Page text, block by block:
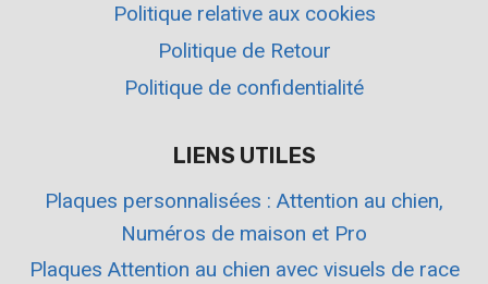
Politique relative aux cookies
Politique de Retour
Politique de confidentialité
LIENS UTILES
Plaques personnalisées : Attention au chien,
Numéros de maison et Pro
Plaques Attention au chien avec visuels de race